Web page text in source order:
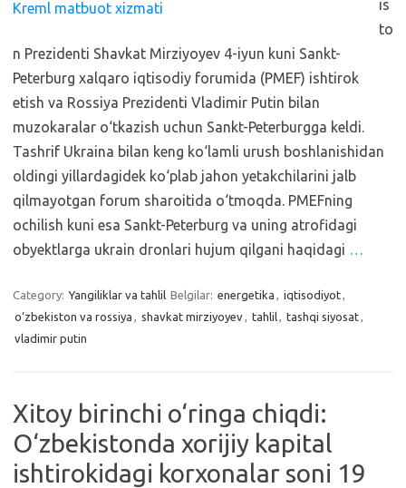
is
to
n Prezidenti Shavkat Mirziyoyev 4-iyun kuni Sankt-
Peterburg xalqaro iqtisodiy forumida (PMEF) ishtirok
etish va Rossiya Prezidenti Vladimir Putin bilan
muzokaralar o‘tkazish uchun Sankt-Peterburgga keldi.
Tashrif Ukraina bilan keng ko‘lamli urush boshlanishidan
oldingi yillardagidek ko‘plab jahon yetakchilarini jalb
qilmayotgan forum sharoitida o‘tmoqda. PMEFning
ochilish kuni esa Sankt-Peterburg va uning atrofidagi
obyektlarga ukrain dronlari hujum qilgani haqidagi …
Category: Yangiliklar va tahlil Belgilar: energetika , iqtisodiyot,
o‘zbekiston va rossiya , shavkat mirziyoyev, tahlil, tashqi siyosat,
vladimir putin
Xitoy birinchi o‘ringa chiqdi:
O‘zbekistonda xorijiy kapital
ishtirokidagi korxonalar soni 19